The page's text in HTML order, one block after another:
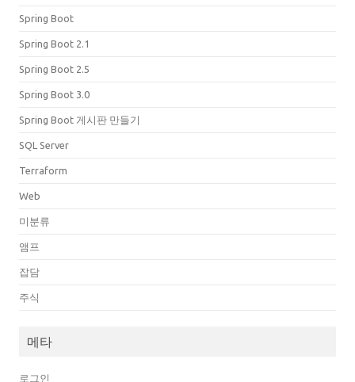
Spring Boot
Spring Boot 2.1
Spring Boot 2.5
Spring Boot 3.0
Spring Boot 게시판 만들기
SQL Server
Terraform
Web
미분류
앰프
잡담
주식
메타
로그인